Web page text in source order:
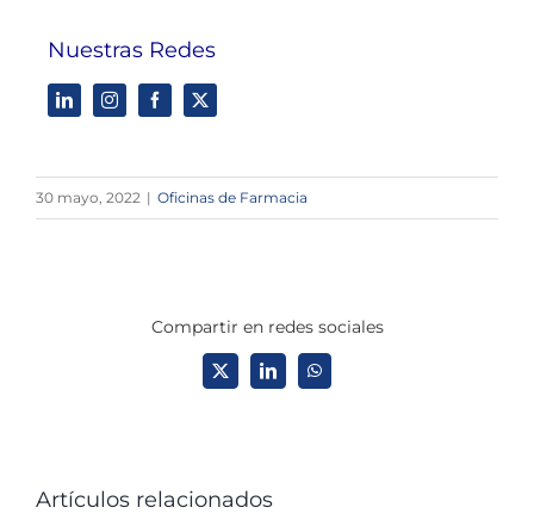
Nuestras Redes
30 mayo, 2022 | Oficinas de Farmacia
Compartir en redes sociales
X LinkedInWhatsApp
Artículos relacionados